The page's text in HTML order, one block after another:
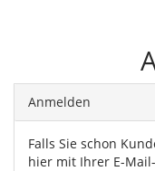
Anmelden
Falls Sie schon
hier mit Ihrer E-